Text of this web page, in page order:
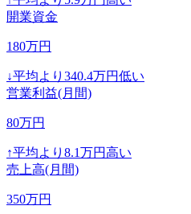
開業資金
180万円
↓平均より 340.4万円低い
営業利益(月間)
80万円
↑平均より 8.1万円高い
売上高(月間)
350万円